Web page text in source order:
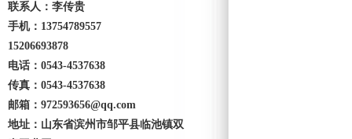
联系人：李传贵
手机：13754789557
15206693878
电话：0543-4537638
传真：0543-4537638
邮箱：972593656@qq.com
地址：山东省滨州市邹平县临池镇双